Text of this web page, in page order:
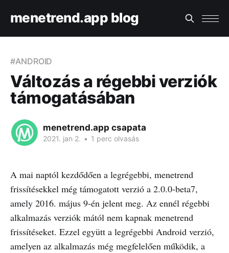
menetrend.app blog
#ANDROID
Változás a régebbi verziók
támogatásában
menetrend.app csapata
2021. jan 2. • 1 perc olvasás
A mai naptól kezdődően a legrégebbi, menetrend
frissítésekkel még támogatott verzió a 2.0.0-beta7,
amely 2016. május 9-én jelent meg. Az ennél régebbi
alkalmazás verziók mától nem kapnak menetrend
frissítéseket. Ezzel együtt a legrégebbi Android verzió,
amelyen az alkalmazás még megfelelően működik, a